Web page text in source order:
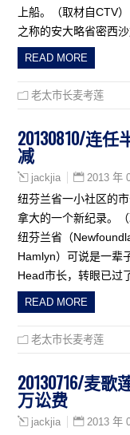
上船。（取材自CTV
之称的安大略省密西
READ MORE
老太市长麦考莲
20130810/连
减
jackjia 2013 年
纽芬兰省一小社区的
拿大的一个新纪录。
纽芬兰省（
Hamlyn）可说是一辈
Head市长，转眼已过
READ MORE
老太市长麦考莲
20130716/麦
万讼费
jackjia 2013 年